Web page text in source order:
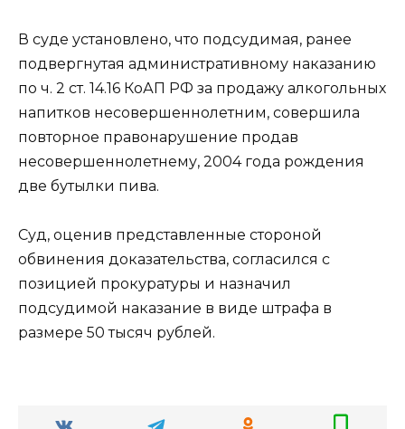
В суде установлено, что подсудимая, ранее
подвергнутая административному наказанию
по ч. 2 ст. 14.16 КоАП РФ за продажу алкогольных
напитков несовершеннолетним, совершила
повторное правонарушение продав
несовершеннолетнему, 2004 года рождения
две бутылки пива.
Суд, оценив представленные стороной
обвинения доказательства, согласился с
позицией прокуратуры и назначил
подсудимой наказание в виде штрафа в
размере 50 тысяч рублей.